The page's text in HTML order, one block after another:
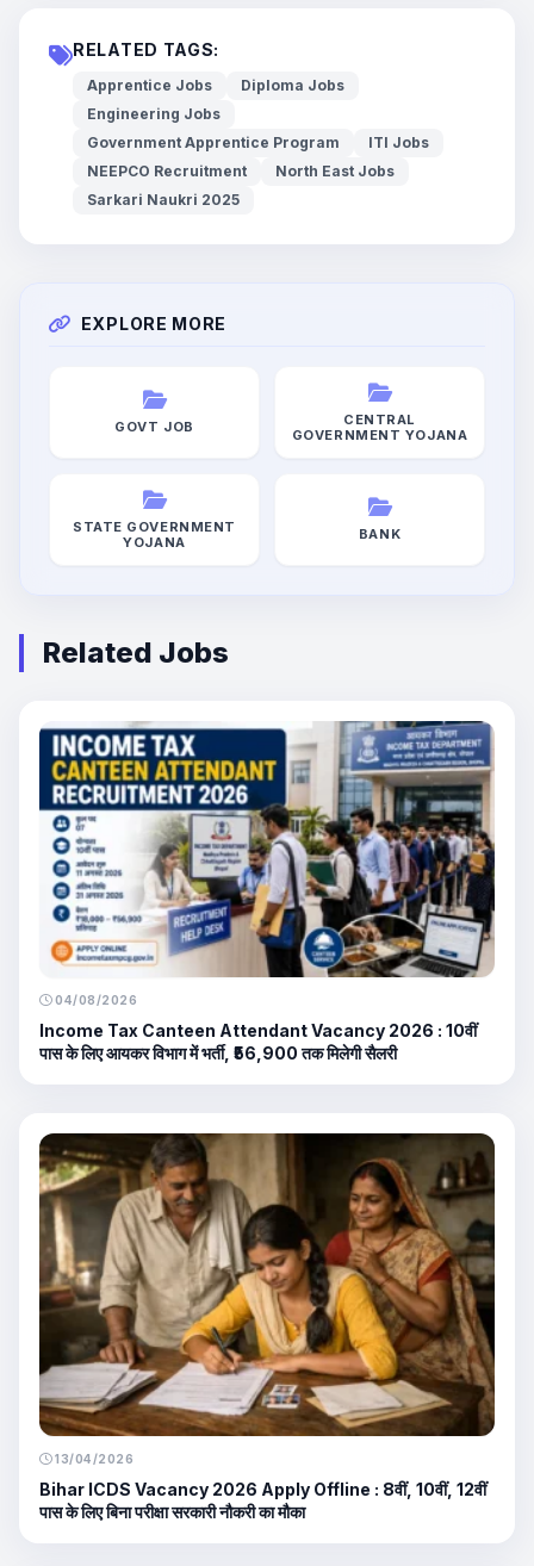
RELATED TAGS:
Apprentice Jobs
Diploma Jobs
Engineering Jobs
Government Apprentice Program
ITI Jobs
NEEPCO Recruitment
North East Jobs
Sarkari Naukri 2025
EXPLORE MORE
GOVT JOB
CENTRAL
GOVERNMENT YOJANA
STATE GOVERNMENT
YOJANA
BANK
Related Jobs
04/08/2026
Income Tax Canteen Attendant Vacancy 2026 : 10वीं
पास के लिए आयकर विभाग में भर्ती, ₹56,900 तक मिलेगी सैलरी
13/04/2026
Bihar ICDS Vacancy 2026 Apply Offline : 8वीं, 10वीं, 12वीं
पास के लिए बिना परीक्षा सरकारी नौकरी का मौका